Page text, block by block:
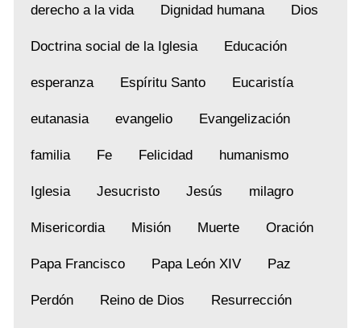
derecho a la vida Dignidad humana Dios
Doctrina social de la Iglesia Educación
esperanza Espíritu Santo Eucaristía
eutanasia evangelio Evangelización
familia Fe Felicidad humanismo
Iglesia Jesucristo Jesús milagro
Misericordia Misión Muerte Oración
Papa Francisco Papa León XIV Paz
Perdón Reino de Dios Resurrección